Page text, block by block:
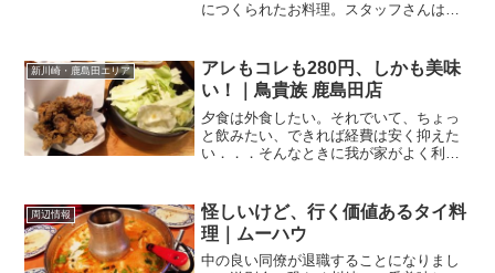
中の良い同僚が退職することになりまし
たから、お店のチョイスはココ！幹事の
私が行きたかったから、なんて気持ちも
チョッピリ入っているのですが（笑）ム
ーハウ さん関連ランキン...
買う（ショッピング）
ダブルのかつ丼、どーんどん！｜
まい泉 ラゾーナ川崎
ランチでラゾーナ川崎へ。川崎駅西口と
ば、4Fのレストラン街か1Fのフードコー
ト。今日のランチチョイスは、フードコ
ートのこちらのお店。とんかつ まい泉 ラ
ゾーナ川崎プラザ...